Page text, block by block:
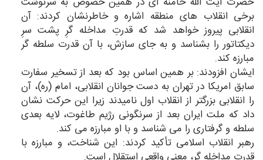
برخی انقلاب های منطقه اشاره و خاطرنشان كردند: آن
انقلابی پیروز خواهد شد كه قدرتِ مداخله گرِ پشت سرِ
دیكتاتور را بشناسد و به جای سازش، با آن قدرت سلطه گر
مبارزه كند.
ایشان افزودند: بر همین اساس بود كه بعد از تسخیر سفارت
سابق امریكا در تهران به دست جوانان انقلابی، امام (ره)، آن
را انقلابی بزرگتر از انقلاب اول نامیدند زیرا این حركت نشان
داد كه ملت ایران بعد از سرنگونی رژیم طاغوت، لایه بعدی
سلطه و گرفتاری را می شناسد و با او مبارزه می كند.
رهبر انقلاب اسلامی تأكید كردند: این شناخت، و مبارزه با